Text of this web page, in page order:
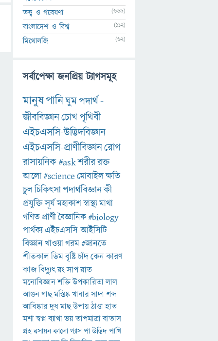
তত্ত্ব ও গবেষণা (669)
বাংলাদেশ ও বিশ্ব (112)
মিথোলজি (62)
সর্বাপেক্ষা জনপ্রিয় ট্যাগসমূহ
মানুষপানিঘুমপদার্থ-
জীববিজ্ঞানচোখপৃথিবী
এইচএসসি-উদ্ভিদবিজ্ঞান
এইচএসসি-প্রাণীবিজ্ঞানরোগ
রাসায়নিক#askশরীররক্ত
আলো#scienceমোবাইলক্ষতি
চুলচিকিৎসাপদার্থবিজ্ঞানকী
প্রযুক্তিসূর্যমহাকাশস্বাস্থ্যমাথা
গণিত প্রাণীবৈজ্ঞানিক#biology
পার্থক্য এইচএসসি-আইসিটি
বিজ্ঞানখাওয়াগরম#জানতে
শীতকালডিমবৃষ্টিচাঁদকেনকারণ
কাজবিদ্যুৎরংসাপরাত
মনোবিজ্ঞানশক্তিউপকারিতালাল
আগুনগাছমস্তিষ্কখাবারসাদাশব্দ
আবিষ্কারদুধমাছউপায়ঠাণ্ডাহাত
মশাস্বপ্নব্যাথাভয়তাপমাত্রাবাতাস
গ্রহরসায়নকালোগ্যাসপাউদ্ভিদপাখি